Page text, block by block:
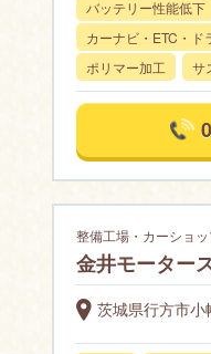
バッテリー性能低下
カーナビ・ETC・ド
ポリマー加工
サ
整備工場・カーショ
金井モーター
茨城県行方市